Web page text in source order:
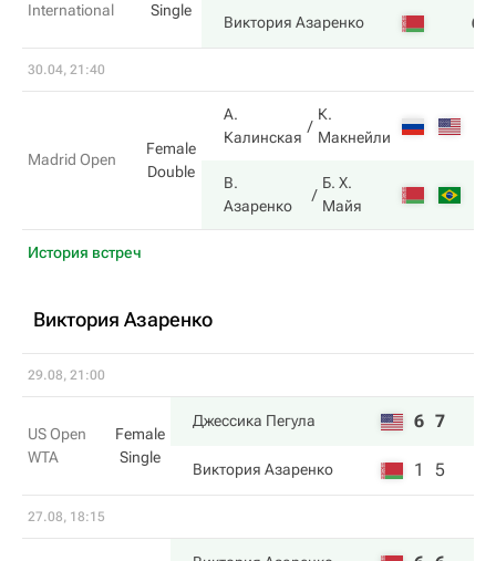
International
Single
Виктория Азаренко 6
30.04, 21:40
Madrid Open
Female
Double
А.
Калинская
К.
Макнейли
В.
Азаренко
Б. Х.
Майя
История встреч
Виктория Азаренко
29.08, 21:00
US Open
WTA
Female
Single
Джессика Пегула 6 7
Виктория Азаренко 1 5
27.08, 18:15